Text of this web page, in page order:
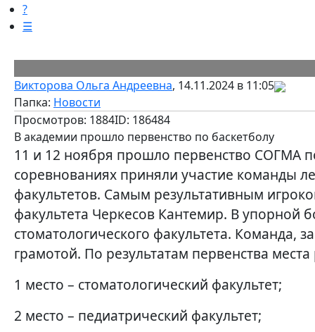
?
☰
Викторова Ольга Андреевна, 14.11.2024 в 11:05
Папка: Новости
Просмотров: 1884ID: 186484
В академии прошло первенство по баскетболу
11 и 12 ноября прошло первенство СОГМА
соревнованиях приняли участие команды
факультетов. Самым результативным
факультета Черкесов Кантемир. В упорной
стоматологического факультета. Команда,
грамотой. По результатам первенства
1 место – стоматологический факультет;
2 место – педиатрический факультет;